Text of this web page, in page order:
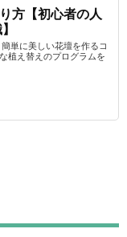
方【初心者の人
単に美しい花壇を作るコ
植え替えのプログラムを